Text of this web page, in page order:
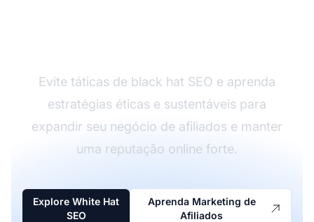
Evite táticas de black hat SEO e aprenda
estratégias éticas e sustentáveis para
expandir seu negócio de afiliados e manter
uma reputação online forte.
Explore White Hat
SEO
Aprenda Marketing de
Afiliados